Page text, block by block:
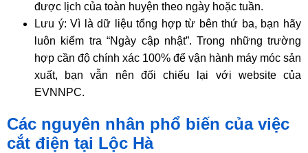
được lịch của toàn huyện theo ngày hoặc tuần.
Lưu ý: Vì là dữ liệu tổng hợp từ bên thứ ba, bạn hãy
luôn kiểm tra “Ngày cập nhật”. Trong những trường
hợp cần độ chính xác 100% để vận hành máy móc sản
xuất, bạn vẫn nên đối chiếu lại với website của
EVNNPC.
Các nguyên nhân phổ biến của việc
cắt điện tại Lộc Hà